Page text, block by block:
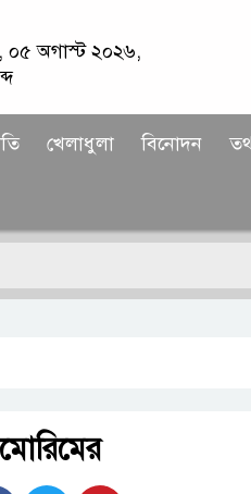
০৫ অগাস্ট ২০২৬,
খেলাধুলা বিনোদন